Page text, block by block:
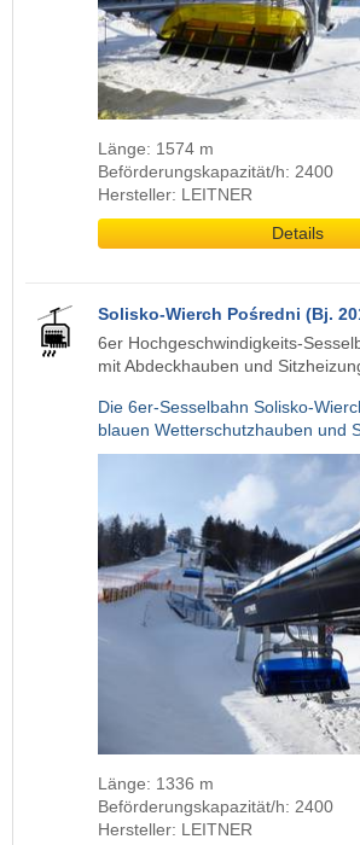
Länge: 1574 m
Beförderungskapazität/h: 2400
Hersteller: LEITNER
Details
Solisko-Wierch Pośredni (Bj.
6er Hochgeschwindigkeits-
mit Abdeckhauben und
Die 6er-Sesselbahn Solisko-
blauen Wetterschutzhauben und
Länge: 1336 m
Beförderungskapazität/h: 2400
Hersteller: LEITNER